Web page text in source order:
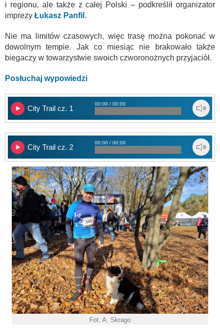
i regionu, ale także z całej Polski – podkreślił organizator
imprezy Łukasz Panfil .
Nie ma limitów czasowych, więc trasę można pokonać w
dowolnym tempie. Jak co miesiąc nie brakowało także
biegaczy w towarzystwie swoich czworonożnych przyjaciół.
Posłuchaj wypowiedzi
City Trail cz. 1
00:00 / 00:00
City Trail cz. 2
00:00 / 00:00
Fot. A. Skrago